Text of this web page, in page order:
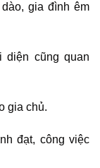
gia đình êm
diện cũng quan
gia chủ.
đạt, công việc